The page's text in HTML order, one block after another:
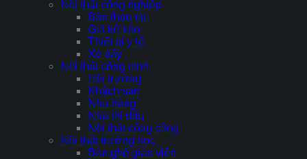
Nội thất công nghiệp
Bàn thao tác
Giá kệ kho
Thiết bị y tế
Xe đẩy
Nội thất công trình
Hội trường
Khách sạn
Nhà hàng
Nhà thi đấu
Nội thất công cộng
Nội thất trường học
Bàn ghế giáo viên